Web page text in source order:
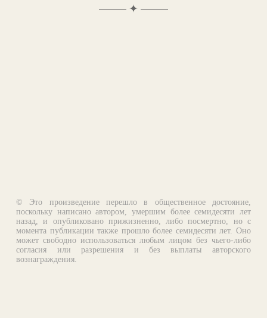
✦
© Это произведение перешло в общественное достояние,
поскольку написано автором, умершим более семидесяти лет
назад, и опубликовано прижизненно, либо посмертно, но с
момента публикации также прошло более семидесяти лет. Оно
может свободно использоваться любым лицом без чьего-либо
согласия или разрешения и без выплаты авторского
вознаграждения.